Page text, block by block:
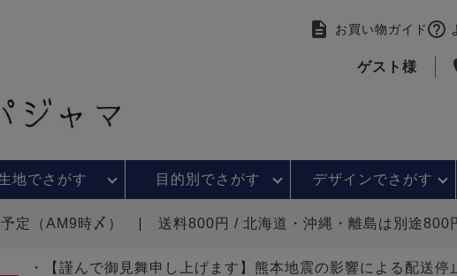
お買い物ガイド
ゲスト様
地でさがす 目的別でさがす デザインでさがす
定（AM9時〆） 送料800円 / 北海道・沖縄・離島は別途800
・【謹んで御見舞申し上げます】熊本地震の影響による配送